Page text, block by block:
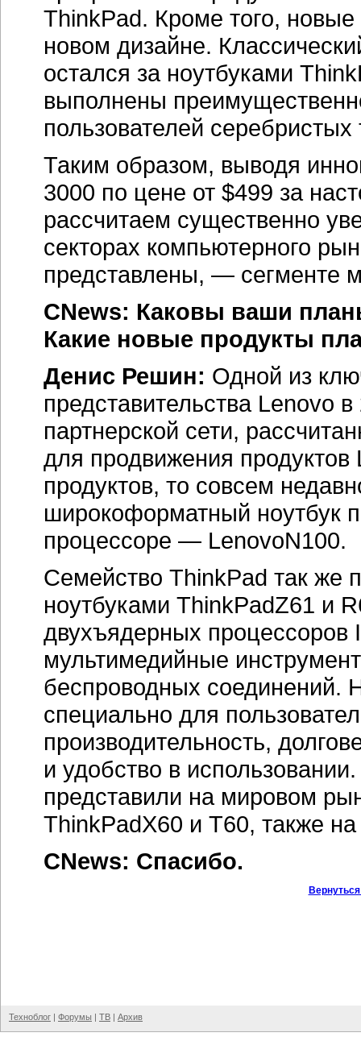
ThinkPad. Кроме того,
новом дизайне.
остался за ноутбуками
выполнены
пользователей серебристых
Таким образом, выводя
3000 по цене от $499 за
рассчитаем существенно
секторах компьютерного
представлены, — сегменте
CNews: Каковы ваши
Какие новые продукты
Денис Решин: Одной из
представительства Lenovo
партнерской сети,
для продвижения
продуктов, то совсем
широкоформатный ноутбук
процессоре — LenovoN100.
Семейство ThinkPad так же
ноутбуками ThinkPadZ61 и
двухъядерных
мультимедийные
беспроводных соединений.
специально для
производительность,
и удобство в
представили на мировом
ThinkPadX60 и Т60, также
CNews: Спасибо.
Техноблог | Форумы | ТВ | Архив